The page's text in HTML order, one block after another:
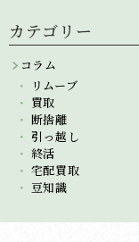
カテゴリー
コラム
リムーブ
買取
断捨離
引っ越し
終活
宅配買取
豆知識